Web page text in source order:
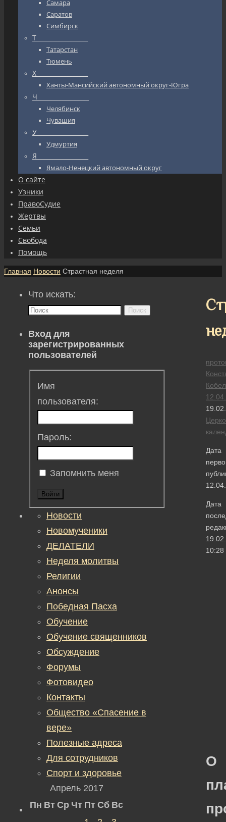
Самара
Саратов
Симбирск
Т_________________
Татарстан
Тюмень
Х_________________
Ханты-Мансийский автономный округ-Югра
Ч_________________
Челябинск
Чувашия
У_________________
Удмуртия
Я_________________
Ямало-Ненецкий автономный округ
О сайте
Узники
ПравоСудие
Жертвы
Семьи
Свобода
Помощь
Главная Новости Страстная неделя
Дата
Дата
10:28
О
Что искать:
Поиск
Вход для
зарегистрированных
пользователей
Имя
пользователя:
Пароль:
Запомнить меня
Войти
Новости
Новомученики
ДЕЛАТЕЛИ
Неделя молитвы
Религии
Анонсы
Победная Пасха
Обучение
Обучение священников
Обсуждение
Форумы
Фотовидео
Контакты
Общество «Спасение в
вере»
Полезные адреса
Для сотрудников
Спорт и здоровье
Апрель 2017
Пн Вт Ср Чт Пт Сб Вс